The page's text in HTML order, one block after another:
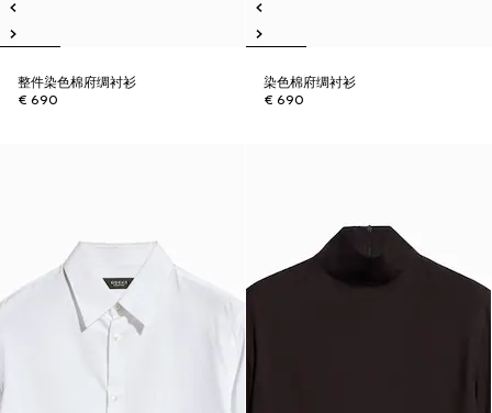
整件染色棉府绸衬衫
€ 690
染色棉府绸衬衫
€ 690